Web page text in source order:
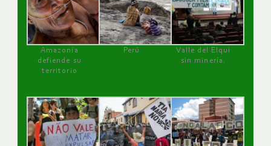
Amazonía
defiende su
territorio
Perú
Valle del Elqui
sin minería.